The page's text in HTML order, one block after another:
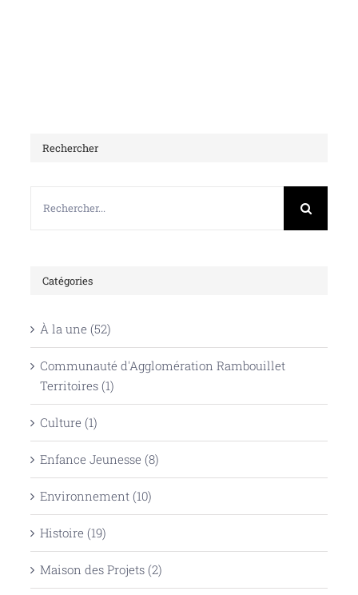
Rechercher
Catégories
À la une (52)
Communauté d'Agglomération Rambouillet
Territoires (1)
Culture (1)
Enfance Jeunesse (8)
Environnement (10)
Histoire (19)
Maison des Projets (2)